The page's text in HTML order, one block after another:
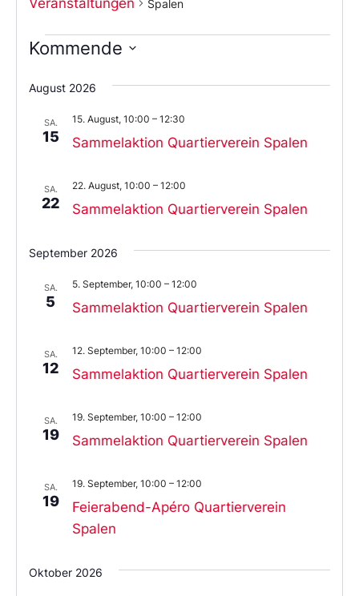
Spalen
Kommende
Sie
das
aus.
August 2026
SA.
15 Sammelaktion Quartierverein Spalen
15. August, 10:00 – 12:30
SA.
22 Sammelaktion Quartierverein Spalen
22. August, 10:00 – 12:00
September 2026
SA.
5 Sammelaktion Quartierverein Spalen
5. September, 10:00 – 12:00
SA.
12 Sammelaktion Quartierverein Spalen
12. September, 10:00 – 12:00
SA.
19 Sammelaktion Quartierverein Spalen
19. September, 10:00 – 12:00
SA.
19
Feierabend-Apéro Quartierverein
Spalen
19. September, 10:00 – 12:00
Oktober 2026